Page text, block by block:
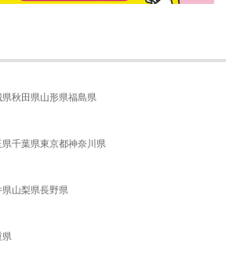
県秋田県山形県福島県
県千葉県東京都神奈川県
県山梨県長野県
県